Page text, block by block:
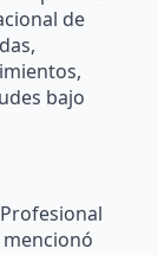
de
bajo
mencionó